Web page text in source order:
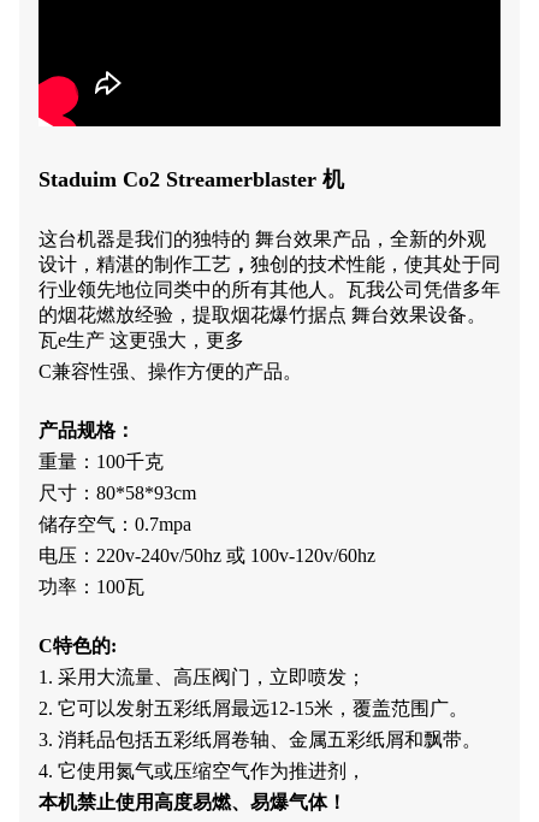
Staduim Co2 Streamerblaster 机
这台机器是我们的独特的 舞台效果产品，全新的外观
设计，精湛的制作工艺 ， 独创的技术性能，使其处于同
行业领先地位同类中的所有其他人 。 瓦我公司凭借多年
的烟花燃放经验，提取烟花爆竹据点 舞台效果设备。
瓦e生产 这更强大，更多
C兼容性强、操作方便的产品。
产品规格：
重量：100千克
尺寸：80*58*93cm
储存空气：0.7mpa
电压：220v-240v/50hz 或 100v-120v/60hz
功率：100瓦
C特色的:
1. 采用大流量、高压阀门，立即喷发；
2. 它可以发射五彩纸屑最远12-15米，覆盖范围广。
3. 消耗品包括五彩纸屑卷轴、金属五彩纸屑和飘带。
4. 它使用氮气或压缩空气作为推进剂，
本机禁止使用高度易燃、易爆气体！